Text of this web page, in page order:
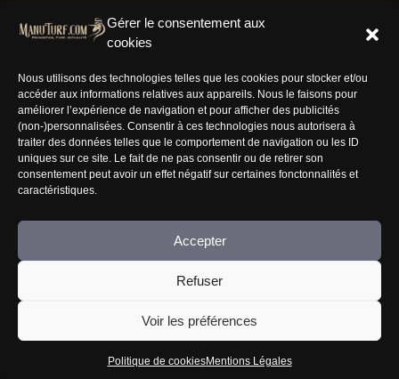
Gérer le consentement aux
cookies
Nous utilisons des technologies telles que les cookies pour stocker et/ou
accéder aux informations relatives aux appareils. Nous le faisons pour
améliorer l’expérience de navigation et pour afficher des publicités
(non-)personnalisées. Consentir à ces technologies nous autorisera à
traiter des données telles que le comportement de navigation ou les ID
uniques sur ce site. Le fait de ne pas consentir ou de retirer son
consentement peut avoir un effet négatif sur certaines fonctonnalités et
caractéristiques.
Accepter
Refuser
Voir les préférences
Politique de cookiesMentions Légales
Résaux Sociaux
Informations
Nous rejoindre
FAQ
Jouer comporte des risques : endettement, isolement, dépendance... Faites-vous aider au